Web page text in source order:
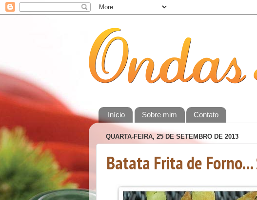
Início Sobre mim Contato
QUARTA-FEIRA, 25 DE SETEMBRO DE 2013
Batata Frita de